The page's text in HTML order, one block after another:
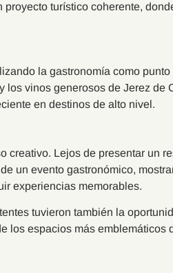
turístico coherente,
la gastronomía como
los vinos generosos de Jerez de
en destinos de alto nivel.
creativo. Lejos de presentar un
un evento gastronómico,
experiencias memorables.
tuvieron también la
los espacios más emblemáticos